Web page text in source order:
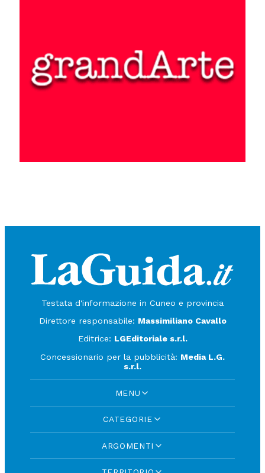
Testata d'informazione in Cuneo e provincia
Direttore responsabile: Massimiliano Cavallo
Editrice: LGEditoriale s.r.l.
Concessionario per la pubblicità: Media L.G.
s.r.l.
MENU
CATEGORIE
ARGOMENTI